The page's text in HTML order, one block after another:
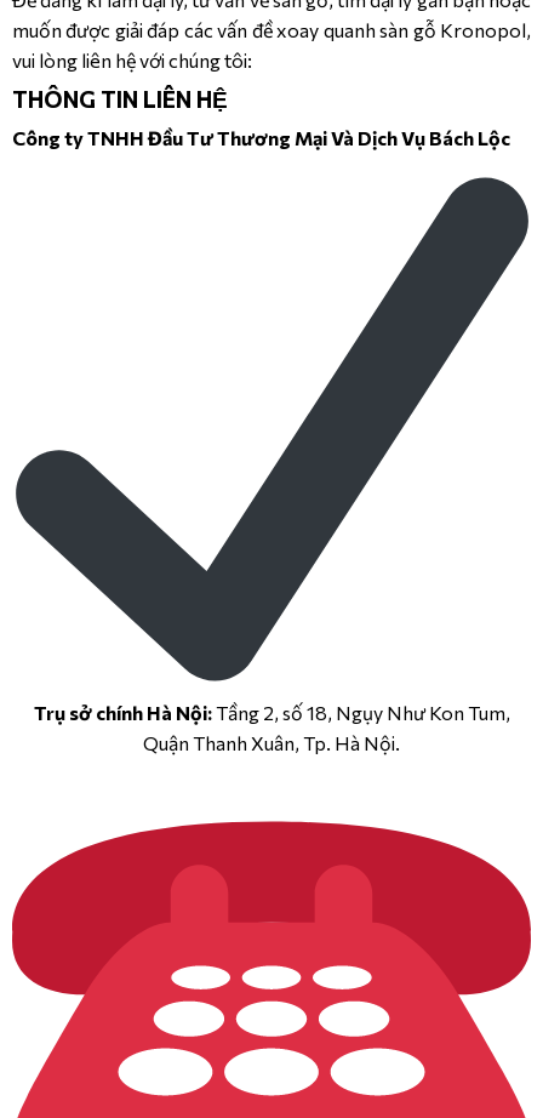
muốn được giải đáp các vấn đề xoay quanh sàn gỗ Kronopol,
vui lòng liên hệ với chúng tôi:
THÔNG TIN LIÊN HỆ
Công ty TNHH Đầu Tư Thương Mại Và Dịch Vụ Bách Lộc
Trụ sở chính Hà Nội:Tầng 2, số 18, Ngụy Như Kon Tum,
Quận Thanh Xuân, Tp. Hà Nội.